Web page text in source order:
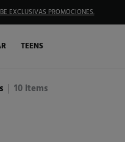
EXCLUSIVAS PROMOCIONES.
TEENS
10 items